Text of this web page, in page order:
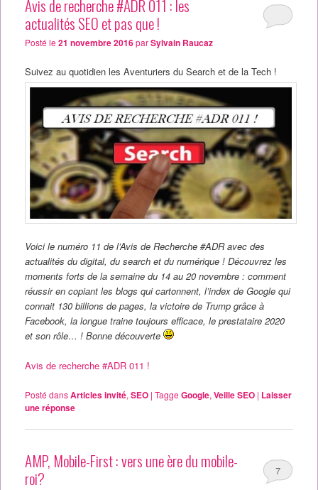
Avis de recherche #ADR 011 : les
actualités SEO et pas que !
Posté le 21 novembre 2016parSylvain Raucaz
Suivez au quotidien les Aventuriers du Search et de la Tech !
Voici le numéro 11 de l’Avis de Recherche #ADR avec des
actualités du digital, du search et du numérique ! Découvrez les
moments forts de la semaine du 14 au 20 novembre : comment
réussir en copiant les blogs qui cartonnent, l’index de Google qui
connait 130 billions de pages, la victoire de Trump grâce à
Facebook, la longue traine toujours efficace, le prestataire 2020
et son rôle… ! Bonne découverte
Avis de recherche #ADR 011 !
Posté dansArticles invité, SEO | Tagge Google, Veille SEO | Laisser
une réponse
AMP, Mobile-First : vers une ère du mobile-
roi?
7